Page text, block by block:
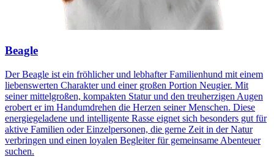
Beagle
Der Beagle ist ein fröhlicher und lebhafter Familienhund mit einem
liebenswerten Charakter und einer großen Portion Neugier. Mit
seiner mittelgroßen, kompakten Statur und den treuherzigen Augen
erobert er im Handumdrehen die Herzen seiner Menschen. Diese
energiegeladene und intelligente Rasse eignet sich besonders gut für
aktive Familien oder Einzelpersonen, die gerne Zeit in der Natur
verbringen und einen loyalen Begleiter für gemeinsame Abenteuer
suchen.